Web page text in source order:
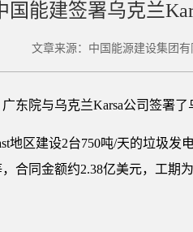
国能建签署乌克兰
文章来源：中国能源建设集
东院与乌克兰Karsa公司签署了
地区建设2台750吨/天的垃圾
合同金额约2.38亿美元，工期为